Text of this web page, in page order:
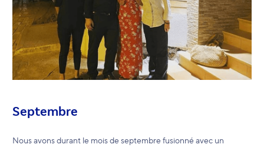
Septembre
Nous avons durant le mois de septembre fusionné avec un